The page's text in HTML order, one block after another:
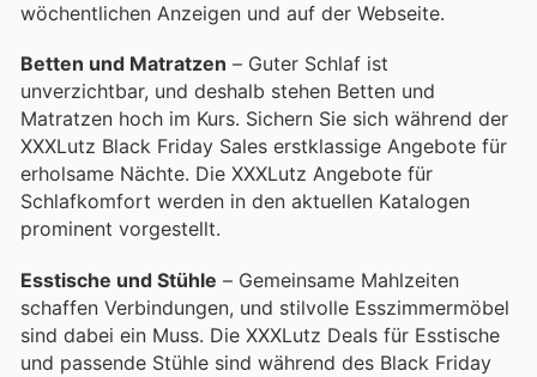
wöchentlichen Anzeigen und auf der Webseite.
Betten und Matratzen – Guter Schlaf ist
unverzichtbar, und deshalb stehen Betten und
Matratzen hoch im Kurs. Sichern Sie sich während der
XXXLutz Black Friday Sales erstklassige Angebote für
erholsame Nächte. Die XXXLutz Angebote für
Schlafkomfort werden in den aktuellen Katalogen
prominent vorgestellt.
Esstische und Stühle – Gemeinsame Mahlzeiten
schaffen Verbindungen, und stilvolle Esszimmermöbel
sind dabei ein Muss. Die XXXLutz Deals für Esstische
und passende Stühle sind während des Black Friday